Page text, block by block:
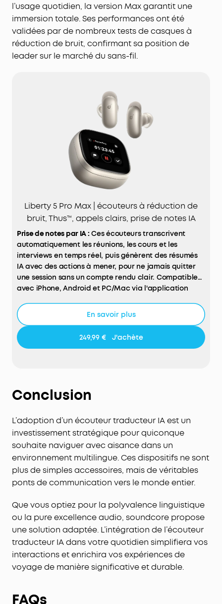
l’usage quotidien, la version Max garantit une
immersion totale. Ses performances ont été
validées par de nombreux tests de casques à
réduction de bruit, confirmant sa position de
leader sur le marché du sans-fil.
Liberty 5 Pro Max | écouteurs à réduction de
bruit, Thus™, appels clairs, prise de notes IA
Prise de notes par IA : Ces écouteurs transcrivent
automatiquement les réunions, les cours et les
interviews en temps réel, puis génèrent des résumés
IA avec des actions à mener, pour ne jamais quitter
une session sans un compte rendu clair. Compatible
avec iPhone, Android et PC/Mac via l'application
Contrôle de l’écran sans effort :
Le boîtier dispose d’un
grand écran AMOLED de 1,78", qui vous permet
d’accéder à l’enregistreur vocal IA, de régler la
réduction de bruit active (ANC) et de gérer les
et de la puce IA Thus™, ces écouteurs permettent de
environnements bruyants (plus de 100 dB) ou dans des
pièces calmes. Murmurez, parlez, criez, votre voix est
toujours entendue.
Silence pur instantané :
La réduction de bruit active
est 100 % plus efficace que celle de notre précédent
modèle haut de gamme. Optimisés par 8 capteurs et
la puce IA Thus™, ces écouteurs traitent plus de 384
du métro, du bureau ou de la rue pour un silence
instantané.
Votre son signature :La technologie HearID 5.0, avec
égaliseur personnalisé et optimiseur audio IA, délivre
un son parfaitement adapté à vos oreilles. Dites
adieu au son standard et générique.
Contrôle vocal sans latence :Grâce aux 20
des pistes, répondre à des appels et régler le volume.
En savoir plus
249,99 € J'achète
Conclusion
L’adoption d’un écouteur traducteur IA est un
investissement stratégique pour quiconque
souhaite naviguer avec aisance dans un
environnement multilingue. Ces dispositifs ne sont
plus de simples accessoires, mais de véritables
ponts de communication vers le monde entier.
Que vous optiez pour la polyvalence linguistique
ou la pure excellence audio, soundcore propose
une solution adaptée. L’intégration de l’écouteur
traducteur IA dans votre quotidien simplifiera vos
interactions et enrichira vos expériences de
voyage de manière significative et durable.
FAQs